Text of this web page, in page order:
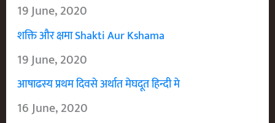
19 June, 2020
शक्ति और क्षमा Shakti Aur Kshama
19 June, 2020
आषाढस्य प्रथम दिवसे अर्थात मेघदूत हिन्दी मे
16 June, 2020